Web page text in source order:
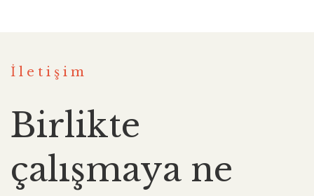
İletişim
Birlikte
çalışmaya ne